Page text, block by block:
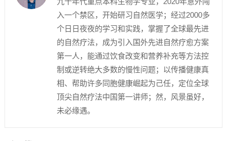
入一个禁区，开始研习自然医学；经过2000多
个日日夜夜的学习和实践，掌握了全球最先进
的自然疗法，成为引入国外先进自然疗愈方案
第一人，能通过饮食改变和营养补充等方法控
制或逆转绝大多数的慢性问题；以传播健康真
相、帮助许多同胞健康崛起为己任，定位全球
顶尖自然疗法中国第一讲师；然，风景虽好，
未必缘遇。